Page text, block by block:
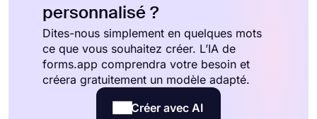
personnalisé ?
Dites-nous simplement en quelques mots
ce que vous souhaitez créer. L’IA de
forms.app comprendra votre besoin et
créera gratuitement un modèle adapté.
Créer avec AI